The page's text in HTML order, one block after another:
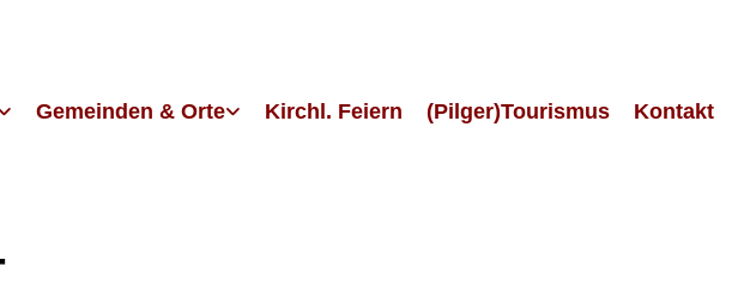
Gemeinden & Orte Kirchl. Feiern (Pilger)Tourismus Kontakt